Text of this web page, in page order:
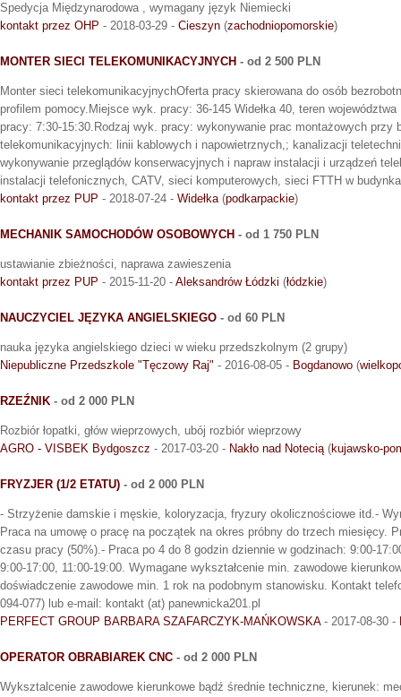
Spedycja Międzynarodowa , wymagany język Niemiecki
kontakt przez OHP - 2018-03-29 - Cieszyn (zachodniopomorskie)
MONTER SIECI TELEKOMUNIKACYJNYCH - od 2 500 PLN
Monter sieci telekomunikacyjnychOferta pracy skierowana do osób
profilem pomocy.Miejsce wyk. pracy: 36-145 Widełka 40, teren
pracy: 7:30-15:30.Rodzaj wyk. pracy: wykonywanie prac montażowych przy
telekomunikacyjnych: linii kablowych i napowietrznych,; kanalizacji
wykonywanie przeglądów konserwacyjnych i napraw instalacji i urządzeń
instalacji telefonicznych, CATV, sieci komputerowych, sieci FTTH w
kontakt przez PUP - 2018-07-24 - Widełka(podkarpackie)
MECHANIK SAMOCHODÓW OSOBOWYCH - od 1 750 PLN
ustawianie zbieżności, naprawa zawieszenia
kontakt przez PUP - 2015-11-20 - Aleksandrów Łódzki (łódzkie)
NAUCZYCIEL JĘZYKA ANGIELSKIEGO - od 60 PLN
nauka języka angielskiego dzieci w wieku przedszkolnym (2 grupy)
Niepubliczne Przedszkole "Tęczowy Raj" - 2016-08-05 - Bogdanowo (
RZEŹNIK - od 2 000 PLN
Rozbiór łopatki, głów wieprzowych, ubój rozbiór wieprzowy
AGRO - VISBEK Bydgoszcz - 2017-03-20 - Nakło nad Notecią(kujawsko-
FRYZJER (1/2 ETATU) - od 2 000 PLN
- Strzyżenie damskie i męskie, koloryzacja, fryzury okolicznościowe itd.-
Praca na umowę o pracę na początek na okres próbny do trzech miesięcy.
czasu pracy (50%).- Praca po 4 do 8 godzin dziennie w godzinach: 9:00-
9:00-17:00, 11:00-19:00. Wymagane wykształcenie min. zawodowe
doświadczenie zawodowe min. 1 rok na podobnym stanowisku. Kontakt
094-077) lub e-mail: kontakt (at) panewnicka201.pl
PERFECT GROUP BARBARA SZAFARCZYK-MAŃKOWSKA- 2017-08-30 -
OPERATOR OBRABIAREK CNC - od 2 000 PLN
Wyksztalcenie zawodowe kierunkowe bądź średnie techniczne, kierunek: